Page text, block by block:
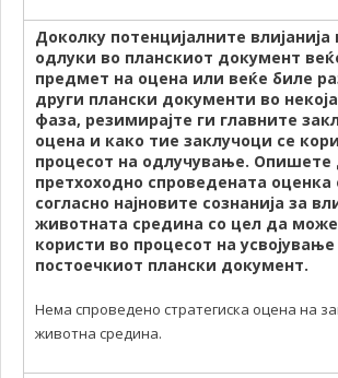
Доколку потенцијалните влијанија
одлуки во планскиот документ
предмет на оцена или веќе биле
други плански документи во
фаза, резимирајте ги главните
оцена и како тие заклучоци се
процесот на одлучување. Опишете
претхоходно спроведената оценка
согласно најновите сознанија за
животната средина со цел да
користи во процесот на усвојување
постоечкиот плански документ.
Нема спроведено стратегиска оцена на
животна средина.